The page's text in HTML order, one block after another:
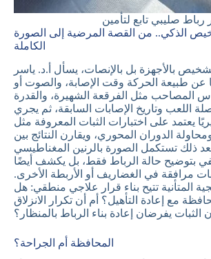
الذكي.. من القصة المرضية إلى الصورة
الكاملة
بالأجهزة بل بالإنصات، يسأل أ.د. ياسر
عن طبيعة الحركة وقت الإصابة، والصوت أو
المصاحب مثل الفرقعة الشهيرة، والقدرة
اللعب وتاريخ الإصابات السابقة، ثم يجري
يعتمد على اختبارات الثبات المعروفة مثل
الدوران المحوري، ويقارن النتائج بين
بعد ذلك تستكمل الصورة بالرنين المغناطيسي
بتوضيح حالة الرباط فقط، بل يكشف أيضًا
مرافقة في الغضاريف أو الأربطة الأخرى.
المتأنية تتيح بناء قرار علاجي منطقي: هل
مع إعادة التأهيل؟ أم أن تكرار الانزلاق
الثبات يفرضان إعادة بناء الرباط بالمنظار؟
المحافظة أم الجراحة؟